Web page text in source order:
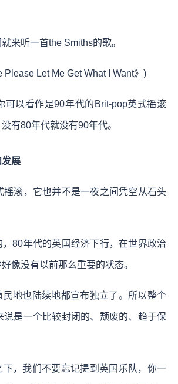
来听一首the Smiths的歌。
Please Let Me Get What I Want》)
可以看作是90年代的Brit-pop英式摇滚
有80年代就没有90年代。
发展
摇滚，它也并不是一夜之间凭空从石头
80年代的英国经济下行，在世界政治
像没有以前那么重要的状态。
民地也陆续地都宣布独立了。所以整个
说是一个比较封闭的、颓废的、趋于保
，我们不要忘记提到英国乐队，你一